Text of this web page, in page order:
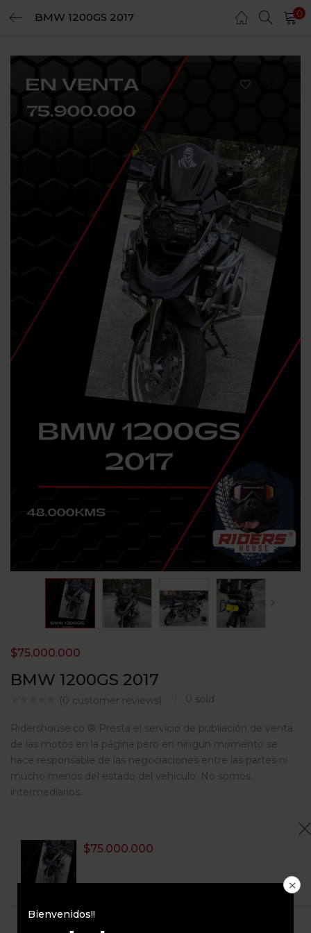
BMW 1200GS 2017 0
BMW 1200GS 2017
(0 customer reviews) 0 sold
$75.000.000
Ridershouse.co ® Presta el servicio de publiación de venta
de las motos en la página pero en ningun momento se
hace responsable de las negociaciones entre las partes ni
mucho menos del estado del vehiculo. No somos
intermediarios.
$75.000.000
Bienvenidos!!
LOGIN REGISTER
Enter your username and password to login.
Login
Lost password?